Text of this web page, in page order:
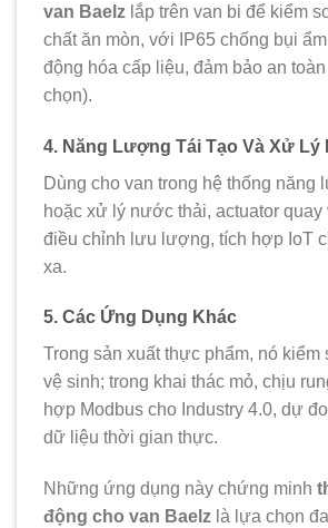
van Baelz lắp trên van bi để kiểm
chất ăn mòn, với IP65 chống bụi
động hóa cấp liệu, đảm bảo an
chọn).
4. Năng Lượng Tái Tạo Và Xử Lý
Dùng cho van trong hệ thống năng
hoặc xử lý nước thải, actuator quay
điều chỉnh lưu lượng, tích hợp IoT
xa.
5. Các Ứng Dụng Khác
Trong sản xuất thực phẩm, nó
vệ sinh; trong khai thác mỏ, chịu
hợp Modbus cho Industry 4.0, dự
dữ liệu thời gian thực.
Những ứng dụng này chứng minh
động cho van Baelz là lựa chọn